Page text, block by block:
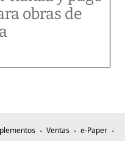
obras de
Ventas
e-Paper